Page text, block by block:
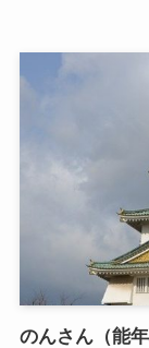
のんさん（能